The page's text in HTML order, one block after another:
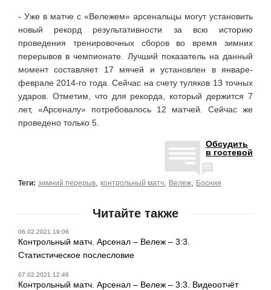
- Уже в матче с «Вележем» арсенальцы могут установить
новый рекорд результативности за всю историю
проведения тренировочных сборов во время зимних
перерывов в чемпионате. Лучший показатель на данный
момент составляет 17 мячей и установлен в январе-
феврале 2014-го года. Сейчас на счету туляков 13 точных
ударов. Отметим, что для рекорда, который держится 7
лет, «Арсеналу» потребовалось 12 матчей. Сейчас же
проведено только 5.
Обсудить
в гостевой
Теги: зимний перерыв контрольный матч Вележ Босния
Читайте также
06.02.2021 19:06
Контрольный матч. Арсенал – Вележ – 3:3.
Статистическое послесловие
07.02.2021 12:46
Контрольный матч. Арсенал – Вележ – 3:3. Видеоотчёт